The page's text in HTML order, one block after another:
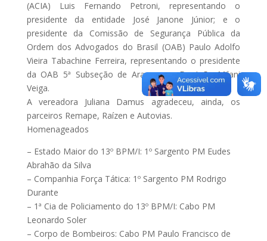
(ACIA) Luis Fernando Petroni, representando o
presidente da entidade José Janone Júnior; e o
presidente da Comissão de Segurança Pública da
Ordem dos Advogados do Brasil (OAB) Paulo Adolfo
Vieira Tabachine Ferreira, representando o presidente
da OAB 5ª Subseção de Araraquara Dr. João Milani
Veiga.
A vereadora Juliana Damus agradeceu, ainda, os
parceiros Remape, Raízen e Autovias.
Homenageados
– Estado Maior do 13º BPM/I: 1º Sargento PM Eudes
Abrahão da Silva
– Companhia Força Tática: 1º Sargento PM Rodrigo
Durante
– 1ª Cia de Policiamento do 13º BPM/I: Cabo PM
Leonardo Soler
– Corpo de Bombeiros: Cabo PM Paulo Francisco de